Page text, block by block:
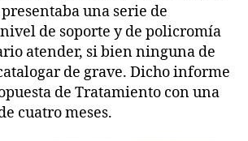
una serie de
de soporte y de policromía
atender, si bien ninguna de
de grave. Dicho informe
de Tratamiento con una
cuatro meses.